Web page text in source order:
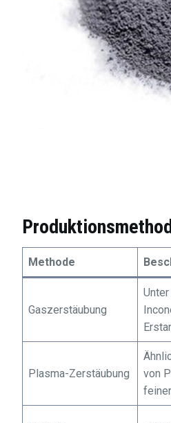
Methode
Gaszerstäubung
Plasma-Zerstäubung
von